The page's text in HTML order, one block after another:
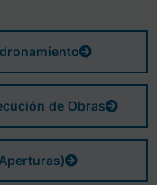
de Obras